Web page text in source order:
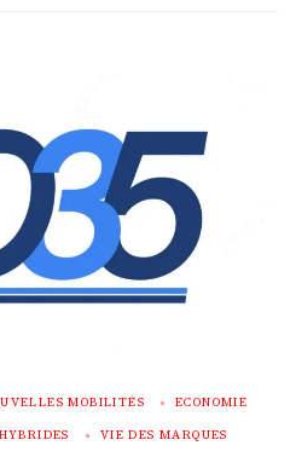
MOBILITÉS ECONOMIE
VIE DES MARQUES